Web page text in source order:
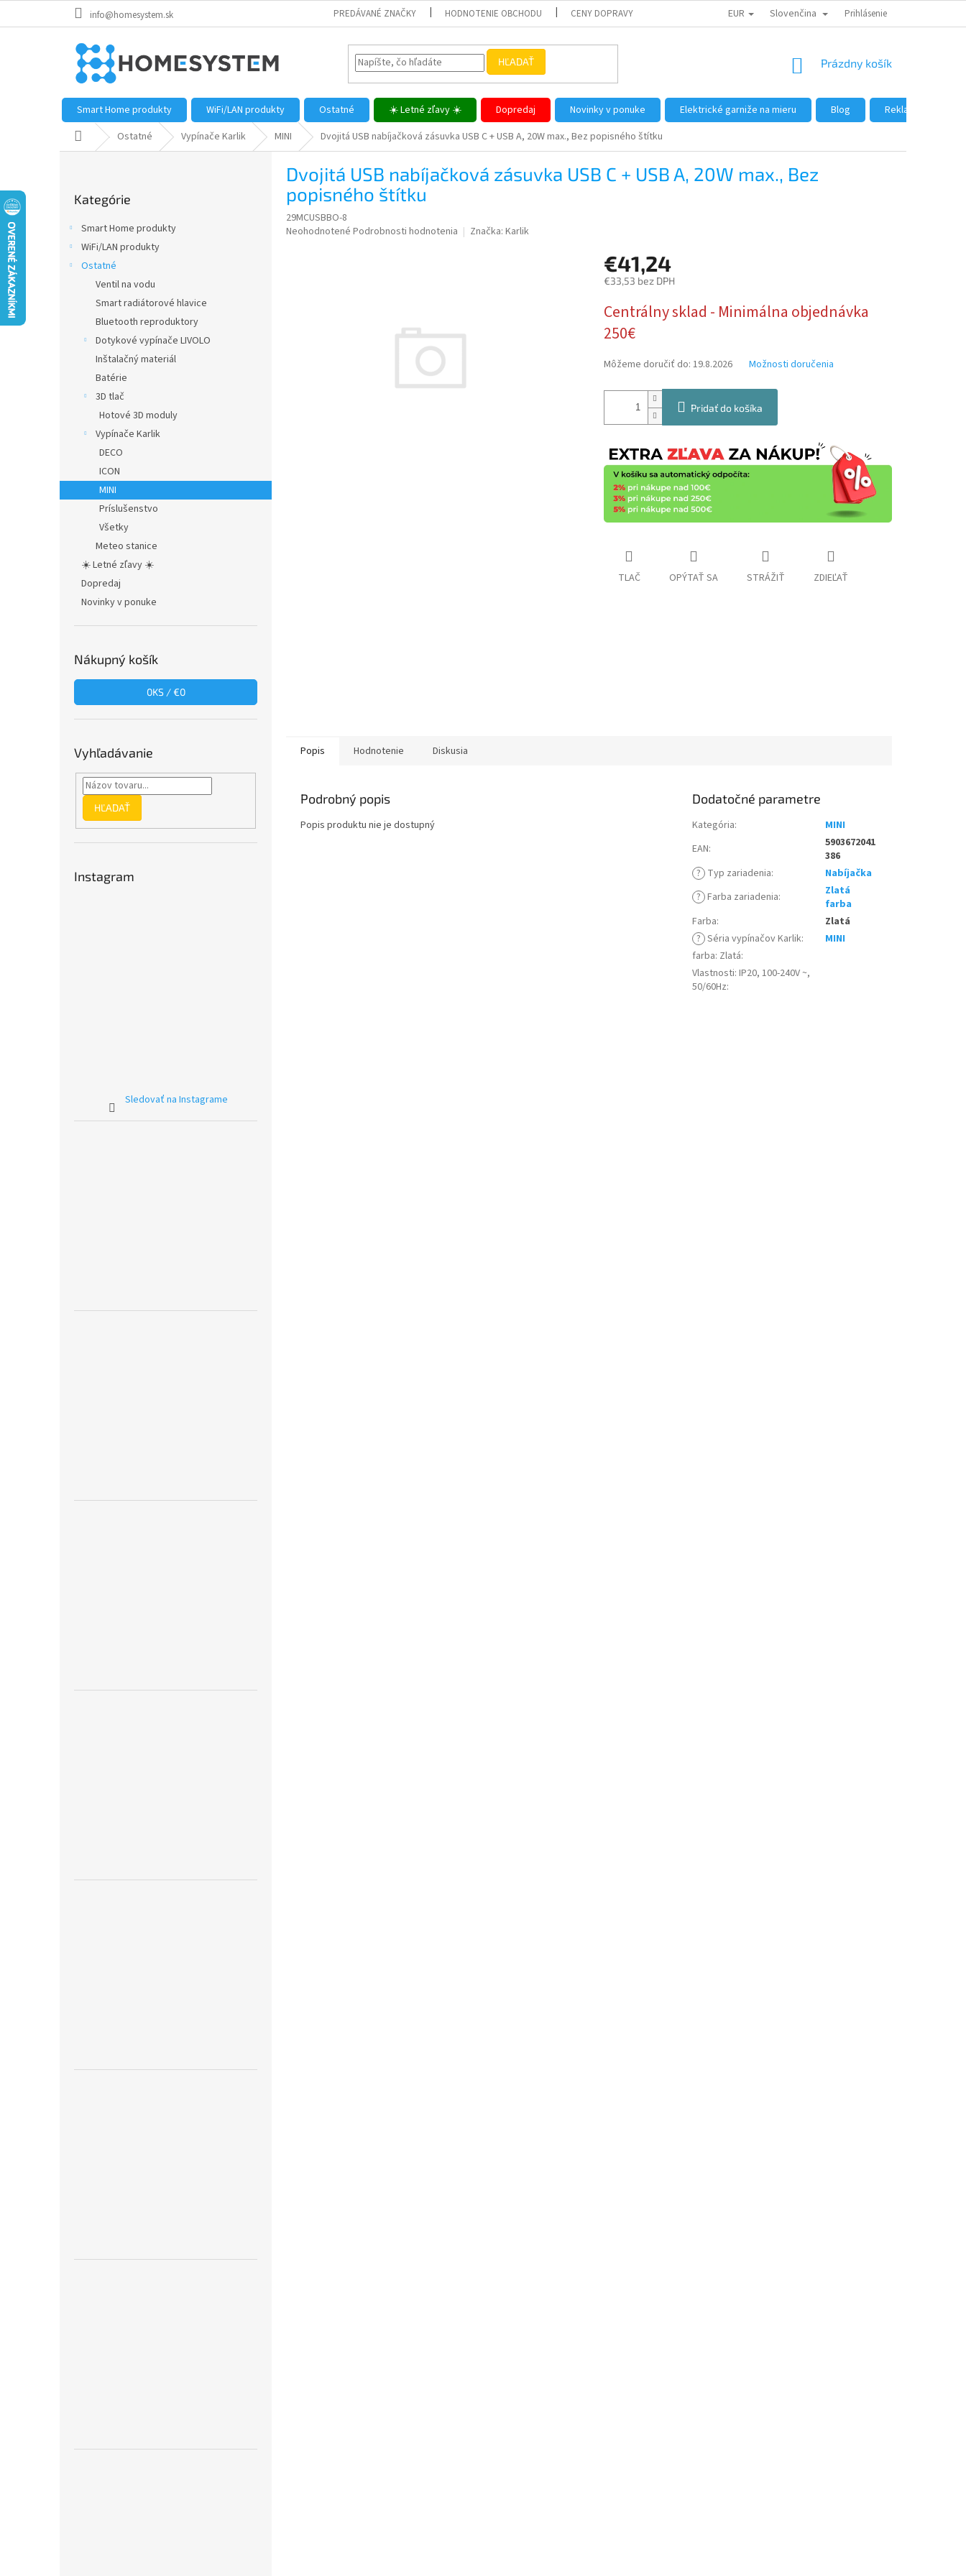
info@homesystem.sk PREDÁVANÉ ZNAČKY HODNOTENIE OBCHODU CENY DOPRAVY DÔVODY NÁKUPU U NÁS AKO NAKUPOVAŤ VEĽKOOBCHOD
EUR Slovenčina Prihlásenie
HĽADAŤ
NÁKUPNÝ
Prázdny košík
Smart Home produkty WiFi/LAN produkty Ostatné ☀️ Letné zľavy ☀️ Dopredaj Novinky v ponuke Elektrické garniže na mieru Blog
Reklamácie a
Domov Ostatné Vypínače Karlik MINI Dvojitá USB nabíjačková zásuvka USB C + USB A, 20W max., Bez popisného štítku
kategórie
Kategórie
Smart Home produkty
WiFi/LAN produkty
Ostatné
Ventil na vodu
Smart radiátorové hlavice
Bluetooth reproduktory
Dotykové vypínače LIVOLO
Inštalačný materiál
Batérie
3D tlač
Hotové 3D moduly
Vypínače Karlik
DECO
ICON
MINI
Príslušenstvo
Všetky
Meteo stanice
☀️ Letné zľavy ☀️
Dopredaj
Novinky v ponuke
Nákupný košík
0KS /€0
Vyhľadávanie
HĽADAŤ
Instagram
Sledovať na Instagrame
Dvojitá USB nabíjačková zásuvka USB C + USB A, 20W max., Bez
popisného štítku
29MCUSBBO-8
Priemerné
Neohodnotené Podrobnosti hodnotenia Značka: Karlik
€41,24
€33,53 bez DPH
cena:
Centrálny sklad - Minimálna objednávka
250€
Môžeme doručiť do: 19.8.2026 Možnosti doručenia
Pridať do košíka
TLAČ OPÝTAŤ SA STRÁŽIŤ ZDIEĽAŤ
Popis Hodnotenie Diskusia
Podrobný popis
Popis produktu nie je dostupný
Dodatočné parametre
Kategória:
MINI
EAN:
5903672041
386
? Typ zariadenia:
Nabíjačka
? Farba zariadenia:
Zlatá
farba
Farba:
Zlatá
? Séria vypínačov Karlik:
MINI
farba: Zlatá:
Vlastnosti: IP20, 100-240V ~,
50/60Hz: